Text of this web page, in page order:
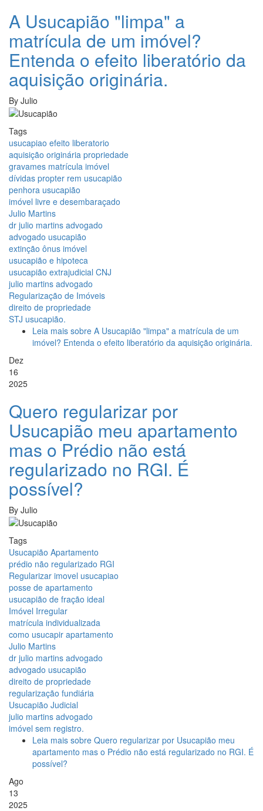
A Usucapião "limpa" a
matrícula de um imóvel?
Entenda o efeito liberatório da
aquisição originária.
By Julio
Tags
usucapiao efeito liberatorio
aquisição originária propriedade
gravames matrícula imóvel
dívidas propter rem usucapião
penhora usucapião
imóvel livre e desembaraçado
Julio Martins
dr julio martins advogado
advogado usucapião
extinção ônus imóvel
usucapião e hipoteca
usucapião extrajudicial CNJ
julio martins advogado
Regularização de Imóveis
direito de propriedade
STJ usucapião.
Leia mais sobre A Usucapião "limpa" a matrícula de um
imóvel? Entenda o efeito liberatório da aquisição originária.
Dez
16
2025
Quero regularizar por
Usucapião meu apartamento
mas o Prédio não está
regularizado no RGI. É
possível?
By Julio
Tags
Usucapião Apartamento
prédio não regularizado RGI
Regularizar imovel usucapiao
posse de apartamento
usucapião de fração ideal
Imóvel Irregular
matrícula individualizada
como usucapir apartamento
Julio Martins
dr julio martins advogado
advogado usucapião
direito de propriedade
regularização fundiária
Usucapião Judicial
julio martins advogado
imóvel sem registro.
Leia mais sobre Quero regularizar por Usucapião meu
apartamento mas o Prédio não está regularizado no RGI. É
possível?
Ago
13
2025